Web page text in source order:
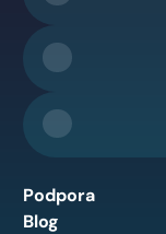
Podpora
Blog